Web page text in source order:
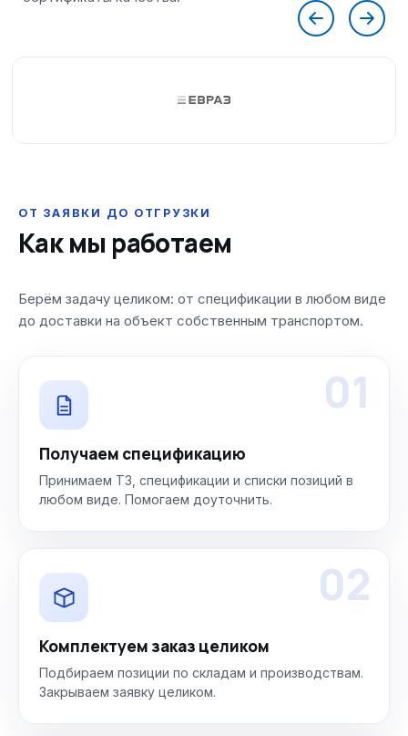
ОТ ЗАЯВКИ ДО ОТГРУЗКИ
Как мы работаем
Берём задачу целиком: от спецификации в любом виде
до доставки на объект собственным транспортом.
01
Получаем спецификацию
Принимаем ТЗ, спецификации и списки позиций в
любом виде. Помогаем доуточнить.
02
Комплектуем заказ целиком
Подбираем позиции по складам и производствам.
Закрываем заявку целиком.